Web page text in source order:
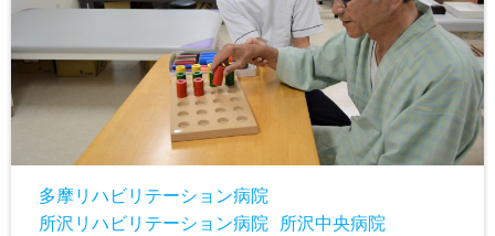
多摩リハビリテーション病院
所沢リハビリテーション病院 所沢中央病院